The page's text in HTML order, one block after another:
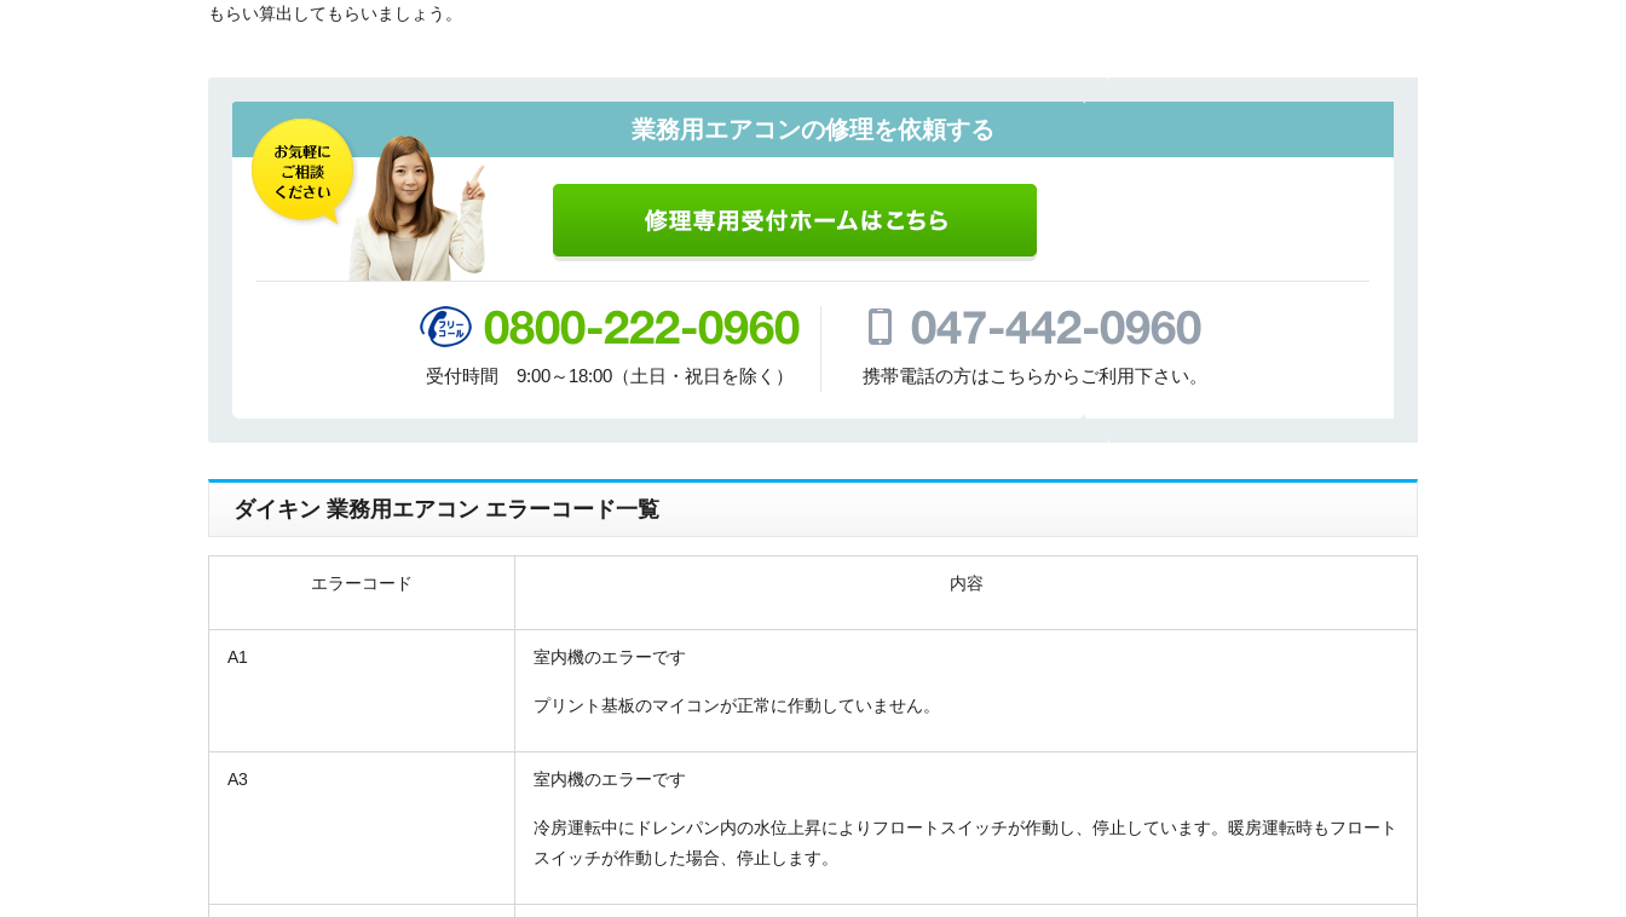
もらい算出してもらいましょう。
業務用エアコンの修理を依頼する
受付時間 9:00～18:00（土日・祝日を除く） 携帯電話の方はこちらからご利用下さい。
ダイキン 業務用エアコン エラーコード一覧
エラーコード 内容
A1 室内機のエラーです
プリント基板のマイコンが正常に作動していません。
A3 室内機のエラーです
冷房運転中にドレンパン内の水位上昇によりフロートスイッチが作動し、停止しています。暖房運転時もフロート
スイッチが作動した場合、停止します。
メール